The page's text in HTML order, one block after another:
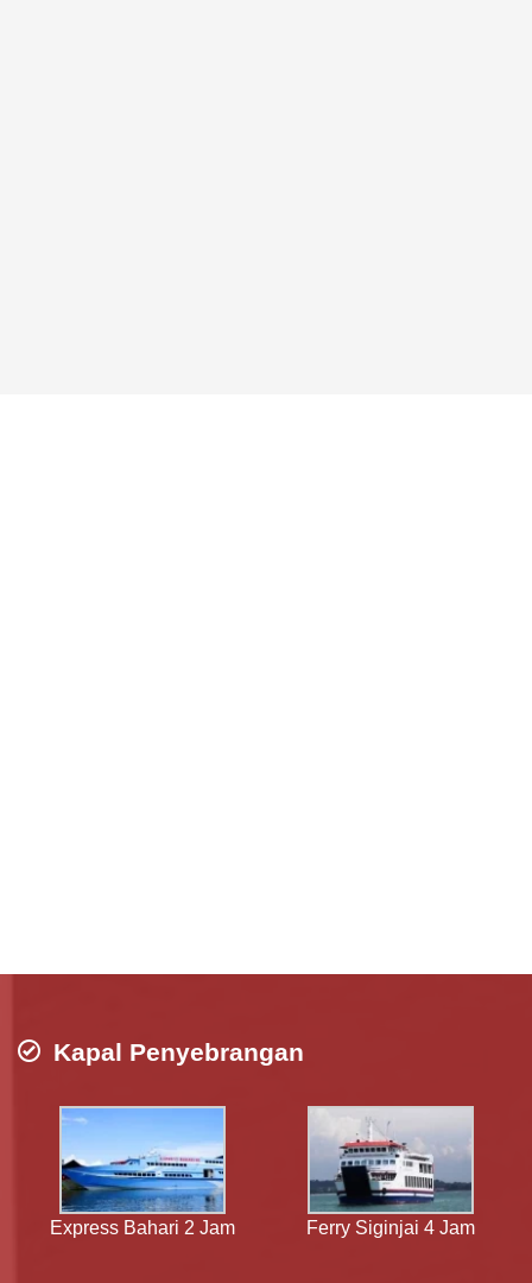
Kapal Penyebrangan
Express Bahari 2 Jam Ferry Siginjai 4 Jam